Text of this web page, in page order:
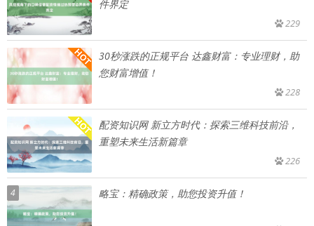
件界定
229
30秒涨跌的正规平台 达鑫财富：专业理财，助
您财富增值！
228
配资知识网 新立方时代：探索三维科技前沿，
重塑未来生活新篇章
226
4 略宝：精确政策，助您投资升值！